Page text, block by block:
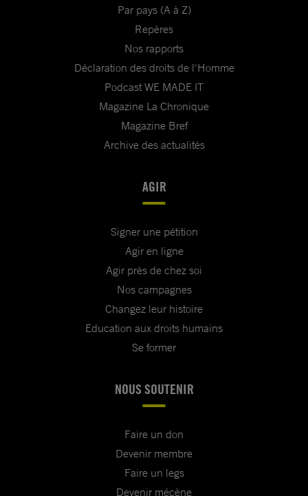
Par pays (A à Z)
Repères
Nos rapports
Déclaration des droits de l'Homme
Podcast WE MADE IT
Magazine La Chronique
Magazine Bref
Archive des actualités
AGIR
Signer une pétition
Agir en ligne
Agir près de chez soi
Nos campagnes
Changez leur histoire
Education aux droits humains
Se former
NOUS SOUTENIR
Faire un don
Devenir membre
Faire un legs
Devenir mécène